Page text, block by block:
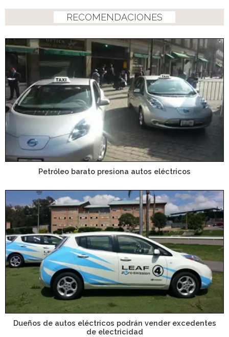
RECOMENDACIONES
Petróleo barato presiona autos eléctricos
Dueños de autos eléctricos podrán vender excedentes
de electricidad